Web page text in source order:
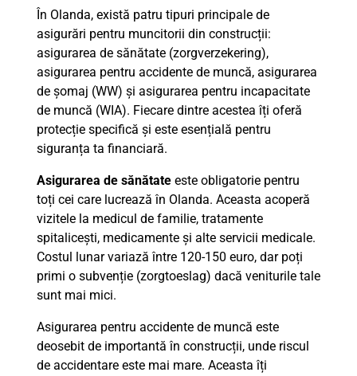
În Olanda, există patru tipuri principale de
asigurări pentru muncitorii din construcții:
asigurarea de sănătate (zorgverzekering),
asigurarea pentru accidente de muncă, asigurarea
de șomaj (WW) și asigurarea pentru incapacitate
de muncă (WIA). Fiecare dintre acestea îți oferă
protecție specifică și este esențială pentru
siguranța ta financiară.
Asigurarea de sănătate este obligatorie pentru
toți cei care lucrează în Olanda. Aceasta acoperă
vizitele la medicul de familie, tratamente
spitalicești, medicamente și alte servicii medicale.
Costul lunar variază între 120-150 euro, dar poți
primi o subvenție (zorgtoeslag) dacă veniturile tale
sunt mai mici.
Asigurarea pentru accidente de muncă este
deosebit de importantă în construcții, unde riscul
de accidentare este mai mare. Aceasta îți